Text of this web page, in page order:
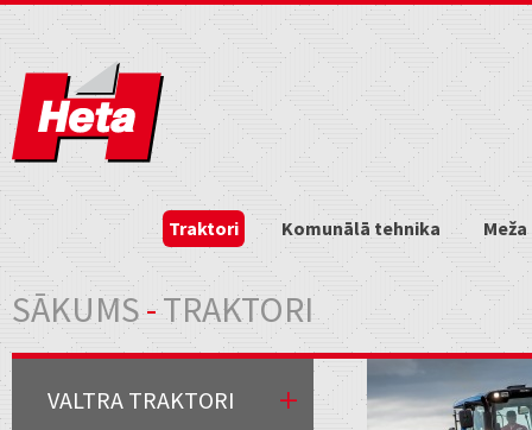
Traktori Komunālā tehnika
Jūs atrodaties šeit
SĀKUMS-TRAKTORI
VALTRA TRAKTORI